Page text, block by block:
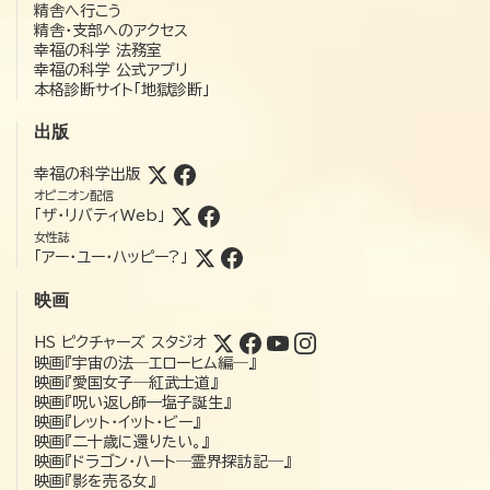
精舎へ行こう
精舎・支部へのアクセス
幸福の科学 法務室
幸福の科学 公式アプリ
本格診断サイト「地獄診断」
出版
幸福の科学出版
オピニオン配信
「ザ・リバティWeb」
女性誌
「アー・ユー・ハッピー?」
映画
HS ピクチャーズ スタジオ
映画『宇宙の法―エローヒム編―』
映画『愛国女子―紅武士道』
映画『呪い返し師—塩子誕生』
映画『レット・イット・ビー』
映画『二十歳に還りたい。』
映画『ドラゴン・ハート―霊界探訪記―』
映画『影を売る女』